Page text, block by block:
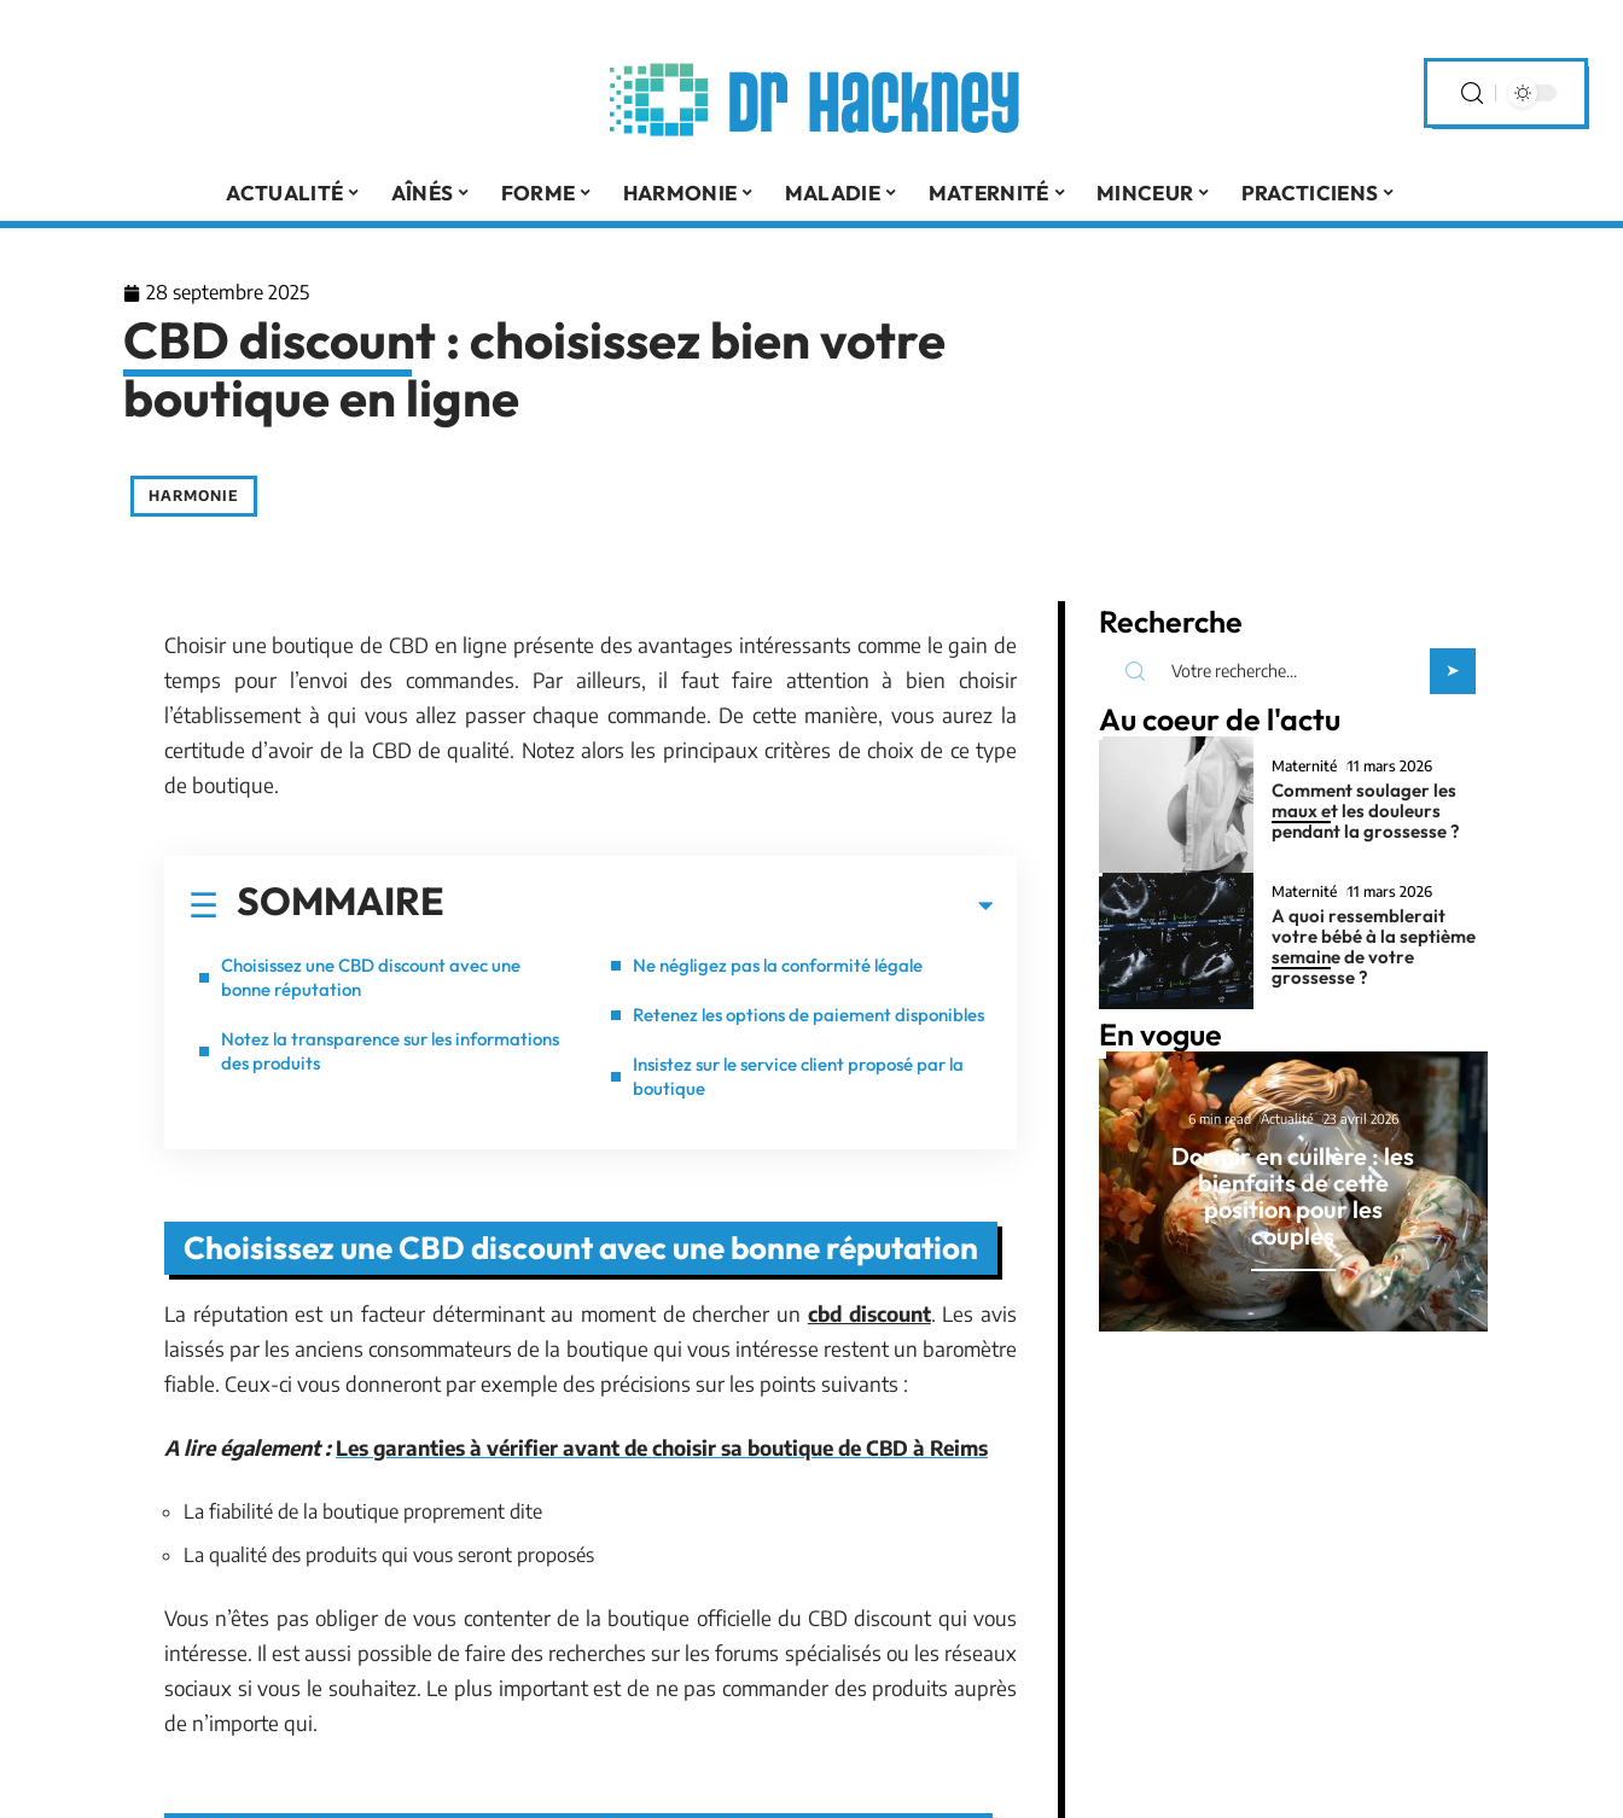
ACTUALITÉ AÎNÉS FORME HARMONIE MALADIE MATERNITÉ MINCEUR PRACTICIENS
28 septembre 2025
CBD discount : choisissez bien votre
boutique en ligne
HARMONIE
Choisir une boutique de CBD en ligne présente des avantages intéressants comme le gain de
temps pour l’envoi des commandes. Par ailleurs, il faut faire attention à bien choisir
l’établissement à qui vous allez passer chaque commande. De cette manière, vous aurez la
certitude d’avoir de la CBD de qualité. Notez alors les principaux critères de choix de ce type
de boutique.
SOMMAIRE
Choisissez une CBD discount avec une
bonne réputation
Notez la transparence sur les informations
des produits
Ne négligez pas la conformité légale
Retenez les options de paiement disponibles
Insistez sur le service client proposé par la
boutique
Choisissez une CBD discount avec une bonne réputation
La réputation est un facteur déterminant au moment de chercher un cbd discount. Les avis
laissés par les anciens consommateurs de la boutique qui vous intéresse restent un baromètre
fiable. Ceux-ci vous donneront par exemple des précisions sur les points suivants :
A lire également : Les garanties à vérifier avant de choisir sa boutique de CBD à Reims
La fiabilité de la boutique proprement dite
La qualité des produits qui vous seront proposés
Vous n’êtes pas obliger de vous contenter de la boutique officielle du CBD discount qui vous
intéresse. Il est aussi possible de faire des recherches sur les forums spécialisés ou les réseaux
sociaux si vous le souhaitez. Le plus important est de ne pas commander des produits auprès
de n’importe qui.
Recherche
Au coeur de l'actu
Maternité 11 mars 2026
Comment soulager les
maux et les douleurs
pendant la grossesse ?
Maternité 11 mars 2026
A quoi ressemblerait
votre bébé à la septième
semaine de votre
grossesse ?
En vogue
6 min read Actualité 23 avril 2026
Dormir en cuillère : les
bienfaits de cette
position pour les
couples